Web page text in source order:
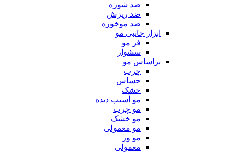
ضد شوره
ضد ریزش
ضد موخوره
ابزار جانبی مو
فر مو
سشوار
براساس مو
چرب
حساس
خشک
مو آسیب دیده
مو چرب
مو خشک
مو معمولی
مو وز
معمولی